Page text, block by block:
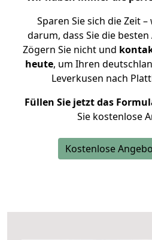
Sparen Sie sich die Zeit
darum, dass Sie die
Zögern Sie nicht und
heute, um Ihren
Leverkusen nach
Füllen Sie jetzt das
Sie kostenlose
Kostenlose